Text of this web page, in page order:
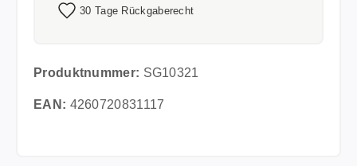
30 Tage Rückgaberecht
Produktnummer: SG10321
EAN: 4260720831117